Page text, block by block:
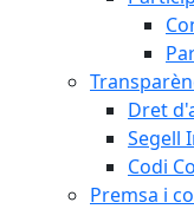
Dret
Segell
Codi
Premsa i